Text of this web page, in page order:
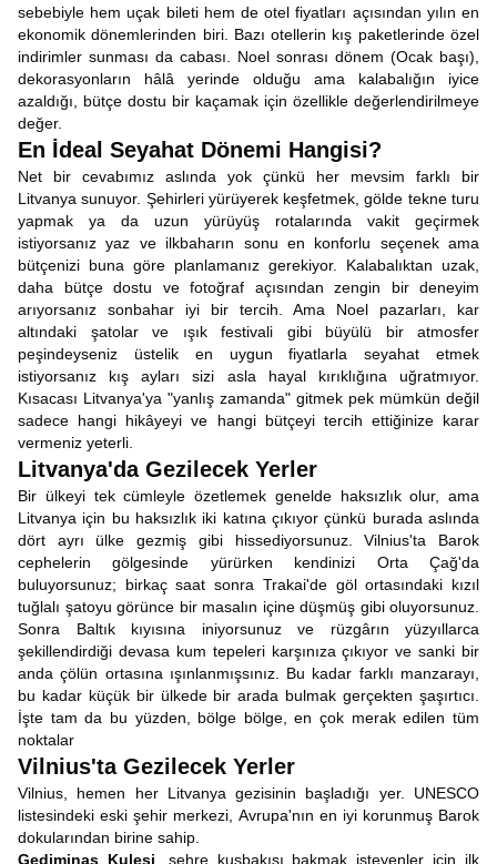
sebebiyle hem uçak bileti hem de otel fiyatları açısından yılın en
ekonomik dönemlerinden biri. Bazı otellerin kış paketlerinde özel
indirimler sunması da cabası. Noel sonrası dönem (Ocak başı),
dekorasyonların hâlâ yerinde olduğu ama kalabalığın iyice
azaldığı, bütçe dostu bir kaçamak için özellikle değerlendirilmeye
değer.
En İdeal Seyahat Dönemi Hangisi?
Net bir cevabımız aslında yok çünkü her mevsim farklı bir
Litvanya sunuyor. Şehirleri yürüyerek keşfetmek, gölde tekne turu
yapmak ya da uzun yürüyüş rotalarında vakit geçirmek
istiyorsanız yaz ve ilkbaharın sonu en konforlu seçenek ama
bütçenizi buna göre planlamanız gerekiyor. Kalabalıktan uzak,
daha bütçe dostu ve fotoğraf açısından zengin bir deneyim
arıyorsanız sonbahar iyi bir tercih. Ama Noel pazarları, kar
altındaki şatolar ve ışık festivali gibi büyülü bir atmosfer
peşindeyseniz üstelik en uygun fiyatlarla seyahat etmek
istiyorsanız kış ayları sizi asla hayal kırıklığına uğratmıyor.
Kısacası Litvanya'ya "yanlış zamanda" gitmek pek mümkün değil
sadece hangi hikâyeyi ve hangi bütçeyi tercih ettiğinize karar
vermeniz yeterli.
Litvanya'da Gezilecek Yerler
Bir ülkeyi tek cümleyle özetlemek genelde haksızlık olur, ama
Litvanya için bu haksızlık iki katına çıkıyor çünkü burada aslında
dört ayrı ülke gezmiş gibi hissediyorsunuz. Vilnius'ta Barok
cephelerin gölgesinde yürürken kendinizi Orta Çağ'da
buluyorsunuz; birkaç saat sonra Trakai'de göl ortasındaki kızıl
tuğlalı şatoyu görünce bir masalın içine düşmüş gibi oluyorsunuz.
Sonra Baltık kıyısına iniyorsunuz ve rüzgârın yüzyıllarca
şekillendirdiği devasa kum tepeleri karşınıza çıkıyor ve sanki bir
anda çölün ortasına ışınlanmışsınız. Bu kadar farklı manzarayı,
bu kadar küçük bir ülkede bir arada bulmak gerçekten şaşırtıcı.
İşte tam da bu yüzden, bölge bölge, en çok merak edilen tüm
noktalar
Vilnius'ta Gezilecek Yerler
Vilnius, hemen her Litvanya gezisinin başladığı yer. UNESCO
listesindeki eski şehir merkezi, Avrupa'nın en iyi korunmuş Barok
dokularından birine sahip.
Gediminas Kulesi , şehre kuşbakışı bakmak isteyenler için ilk